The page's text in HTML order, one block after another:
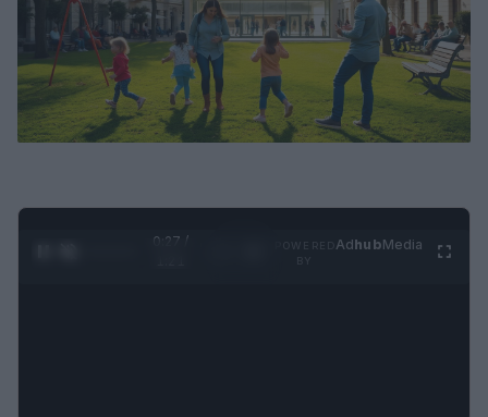
0:28 /
AdhubMedia